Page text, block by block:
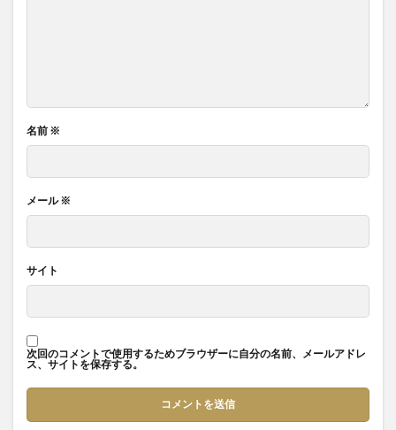
名前 ※
メール※
サイト
次回のコメントで使用するためブラウザーに自分の名前、メールアドレ
ス、サイトを保存する。